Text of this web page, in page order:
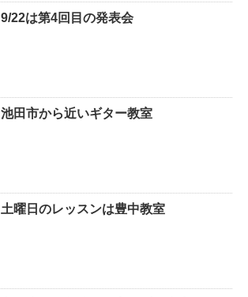
9/22は第4回目の発表会
池田市から近いギター教室
土曜日のレッスンは豊中教室